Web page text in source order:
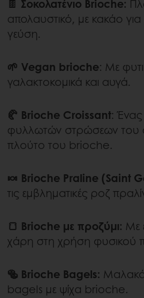
🍫 Σοκολατένιο Brioche:
απολαυστικό, με κακάο
γεύση.
🌱 Vegan brioche: Με
γαλακτοκομικά και αυγά.
🥐 Brioche Croissant:
φυλλωτών στρώσεων του
πλούτο του brioche.
🍬 Brioche Praline (Saint
τις εμβληματικές ροζ
🍞 Brioche με προζύμι: Με
χάρη στη χρήση φυσικού
🥯 Brioche Bagels:
bagels με ψίχα brioche.